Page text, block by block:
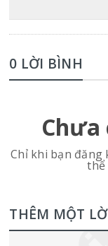
0 LỜI BÌNH
Chưa
Chỉ khi bạn đăng
thể
THÊM MỘT